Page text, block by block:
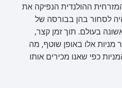
המזרחית ההולנדית הנפיקה את
לסחור בהן בבורסה של
בעולם. תוך זמן קצר,
מניות אלו באופן שוטף, מה
כפי שאנו מכירים אותו